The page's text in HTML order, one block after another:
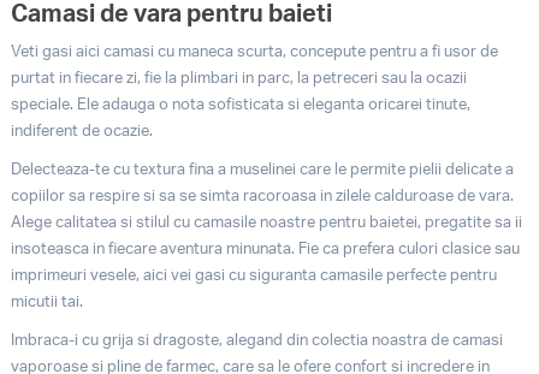
Camasi de vara pentru baieti
Veti gasi aici camasi cu maneca scurta, concepute pentru a fi usor de
purtat in fiecare zi, fie la plimbari in parc, la petreceri sau la ocazii
speciale. Ele adauga o nota sofisticata si eleganta oricarei tinute,
indiferent de ocazie.
Delecteaza-te cu textura fina a muselinei care le permite pielii delicate a
copiilor sa respire si sa se simta racoroasa in zilele calduroase de vara.
Alege calitatea si stilul cu camasile noastre pentru baietei, pregatite sa ii
insoteasca in fiecare aventura minunata. Fie ca prefera culori clasice sau
imprimeuri vesele, aici vei gasi cu siguranta camasile perfecte pentru
micutii tai.
Imbraca-i cu grija si dragoste, alegand din colectia noastra de camasi
vaporoase si pline de farmec, care sa le ofere confort si incredere in